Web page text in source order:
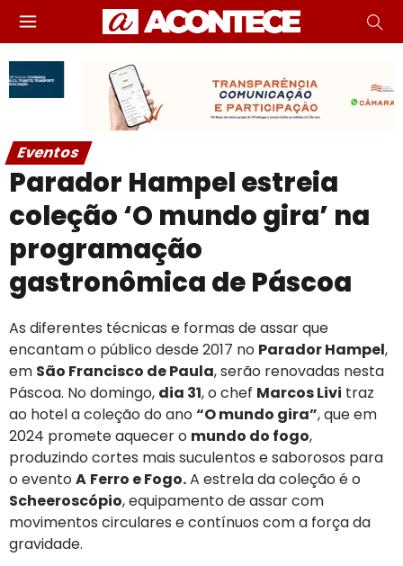
Eventos
Parador Hampel estreia
coleção ‘O mundo gira’ na
programação
gastronômica de Páscoa
As diferentes técnicas e formas de assar que
encantam o público desde 2017 no Parador Hampel,
em São Francisco de Paula, serão renovadas nesta
Páscoa. No domingo, dia 31, o chef Marcos Livi traz
ao hotel a coleção do ano“O mundo gira”, que em
2024 promete aquecer o mundo do fogo,
produzindo cortes mais suculentos e saborosos para
o eventoA Ferro e Fogo.A estrela da coleção é o
Scheeroscópio, equipamento de assar com
movimentos circulares e contínuos com a força da
gravidade.